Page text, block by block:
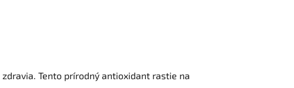
Tento prírodný antioxidant rastie na